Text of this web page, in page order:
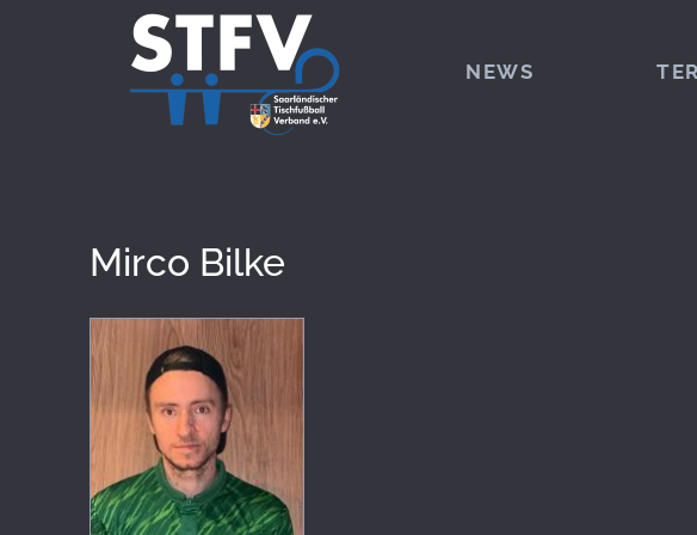
Zum Hauptinhalt springen
NEWS
Mirco Bilke